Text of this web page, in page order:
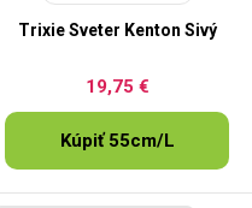
Trixie Sveter Kenton Sivý
19,75 €
Kúpiť 55cm/L